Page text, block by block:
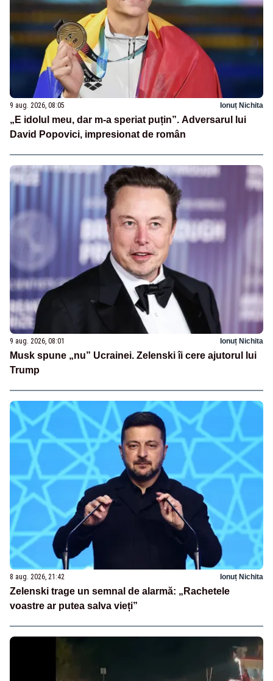
9 aug. 2026, 08:05 Ionuț Nichita
„E idolul meu, dar m-a speriat puțin”. Adversarul lui
David Popovici, impresionat de român
9 aug. 2026, 08:01 Ionuț Nichita
Musk spune „nu” Ucrainei. Zelenski îi cere ajutorul lui
Trump
8 aug. 2026, 21:42 Ionuț Nichita
Zelenski trage un semnal de alarmă: „Rachetele
voastre ar putea salva vieți”